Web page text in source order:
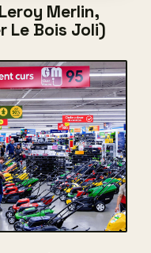
Merlin,
Le Bois Joli)